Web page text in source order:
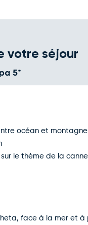
votre séjour
5*
océan et montagne
le thème de la
face à la mer et